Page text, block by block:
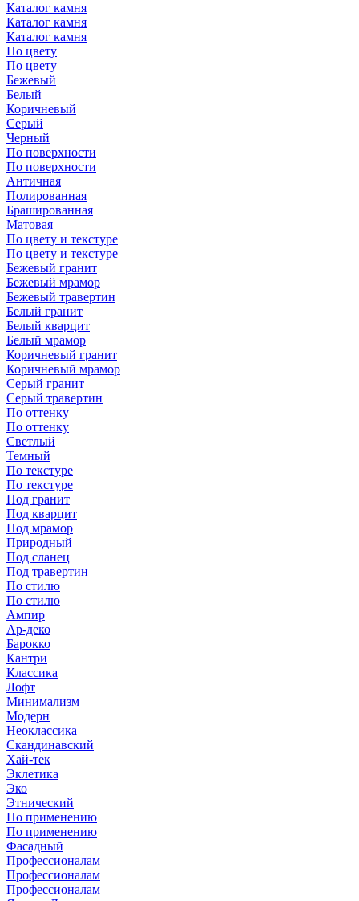
Каталог камня
Каталог камня
Каталог камня
По цвету
По цвету
Бежевый
Белый
Коричневый
Серый
Черный
По поверхности
По поверхности
Античная
Полированная
Брашированная
Матовая
По цвету и текстуре
По цвету и текстуре
Бежевый гранит
Бежевый мрамор
Бежевый травертин
Белый гранит
Белый кварцит
Белый мрамор
Коричневый гранит
Коричневый мрамор
Серый гранит
Серый травертин
По оттенку
По оттенку
Светлый
Темный
По текстуре
По текстуре
Под гранит
Под кварцит
Под мрамор
Природный
Под сланец
Под травертин
По стилю
По стилю
Ампир
Ар-деко
Барокко
Кантри
Классика
Лофт
Минимализм
Модерн
Неоклассика
Скандинавский
Хай-тек
Эклетика
Эко
Этнический
По применению
По применению
Фасадный
Профессионалам
Профессионалам
Профессионалам